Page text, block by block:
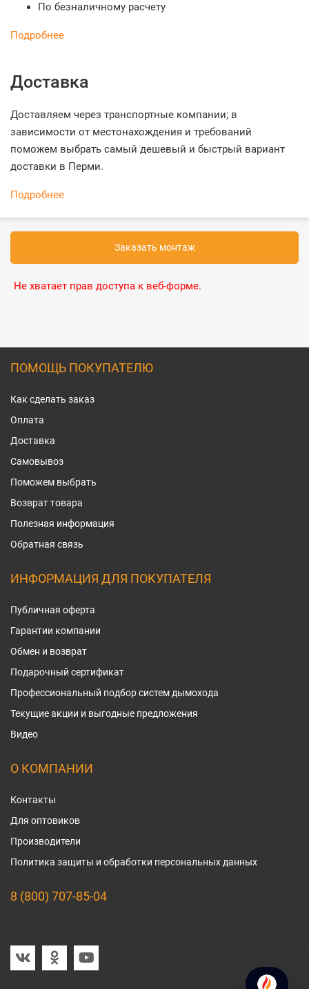
По безналичному расчету
Подробнее
Доставка
Доставляем через транспортные компании; в
зависимости от местонахождения и требований
поможем выбрать самый дешевый и быстрый вариант
доставки в Перми.
Подробнее
Заказать монтаж
Не хватает прав доступа к веб-форме.
ПОМОЩЬ ПОКУПАТЕЛЮ
Как сделать заказ
Оплата
Доставка
Самовывоз
Поможем выбрать
Возврат товара
Полезная информация
Обратная связь
ИНФОРМАЦИЯ ДЛЯ ПОКУПАТЕЛЯ
Публичная оферта
Гарантии компании
Обмен и возврат
Подарочный сертификат
Профессиональный подбор систем дымохода
Текущие акции и выгодные предложения
Видео
О КОМПАНИИ
Контакты
Для оптовиков
Производители
Политика защиты и обработки персональных данных
8 (800) 707-85-04